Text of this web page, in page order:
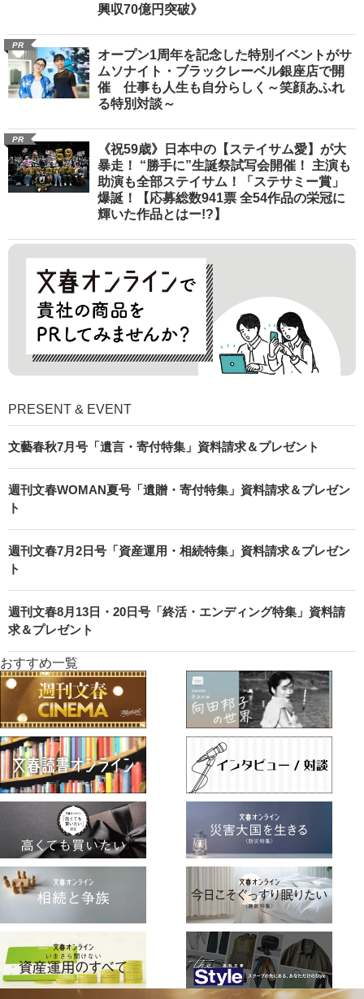
興収70億円突破》
PR
オープン1周年を記念した特別イベントがサ
ムソナイト・ブラックレーベル銀座店で開
催 仕事も人生も自分らしく～笑顔あふれ
る特別対談～
PR
《祝59歳》日本中の【ステイサム愛】が大
暴走！ “勝手に”生誕祭試写会開催！ 主演も
助演も全部ステイサム！「ステサミー賞」
爆誕！【応募総数941票 全54作品の栄冠に
輝いた作品とはー!?】
PRESENT & EVENT
文藝春秋7月号「遺言・寄付特集」資料請求＆プレゼント
週刊文春WOMAN夏号「遺贈・寄付特集」資料請求＆プレゼン
ト
週刊文春7月2日号「資産運用・相続特集」資料請求＆プレゼン
ト
週刊文春8月13日・20日号「終活・エンディング特集」資料請
求＆プレゼント
おすすめ一覧